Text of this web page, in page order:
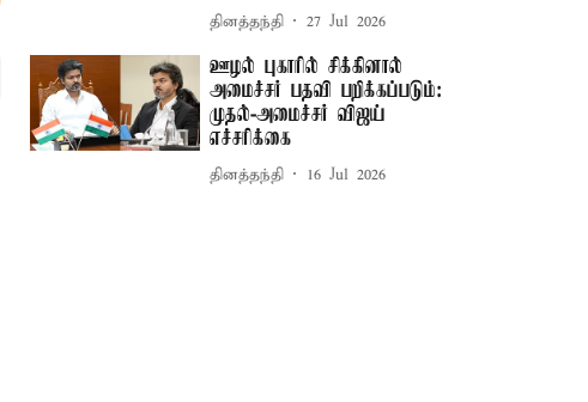
தினத்தந்தி 27 Jul 2026
ஊழல் புகாரில் சிக்கினால்
அமைச்சர் பதவி பறிக்கப்படும்:
முதல்-அமைச்சர் விஜய்
எச்சரிக்கை
தினத்தந்தி 16 Jul 2026